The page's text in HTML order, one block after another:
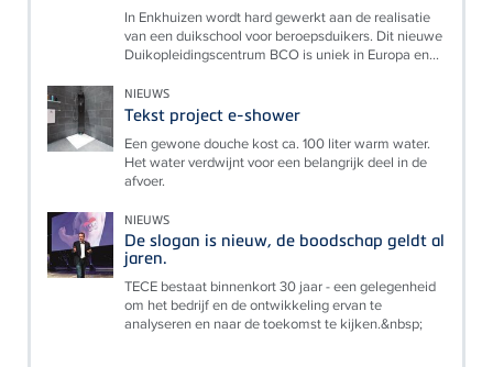
In Enkhuizen wordt hard gewerkt aan de realisatie
van een duikschool voor beroepsduikers. Dit nieuwe
Duikopleidingscentrum BCO is uniek in Europa en...
NIEUWS
Tekst project e-shower
Een gewone douche kost ca. 100 liter warm water.
Het water verdwijnt voor een belangrijk deel in de
afvoer.
NIEUWS
De slogan is nieuw, de boodschap geldt al
jaren.
TECE bestaat binnenkort 30 jaar - een gelegenheid
om het bedrijf en de ontwikkeling ervan te
analyseren en naar de toekomst te kijken.&nbsp;